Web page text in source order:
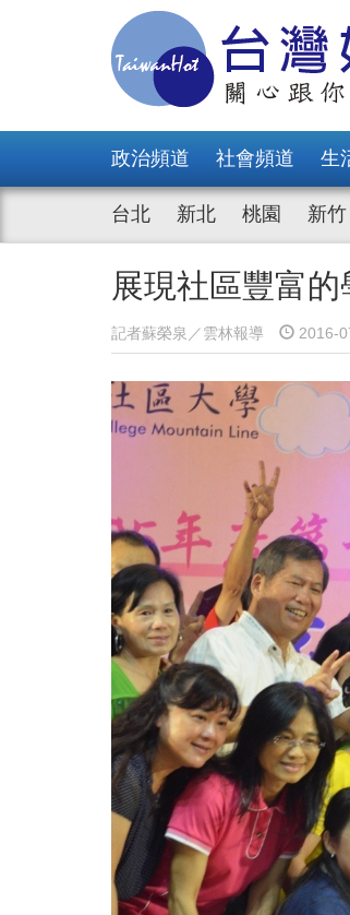
政治頻道 社會頻道 生
台北 新北 桃園 新竹
展現社區豐富
記者蘇榮泉／雲林報導 2016-